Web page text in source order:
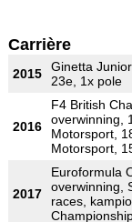
Carrière
2015
Ginetta
23e, 1x pole
2016
F4 British
overwinning,
Motorsport,
Motorsport,
2017
Euroformula
overwinning,
races,